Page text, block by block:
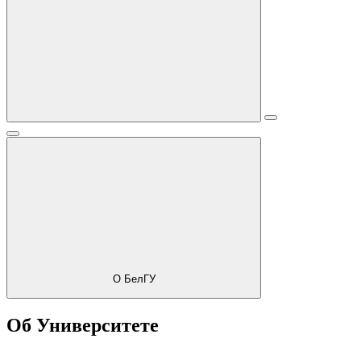
О БелГУ
Об Университете